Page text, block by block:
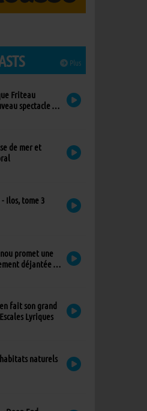
Plus
Friteau
spectacle à
de mer et
Ilos, tome 3
promet une
déjantée à
fait son grand
Lyriques
habitats naturels